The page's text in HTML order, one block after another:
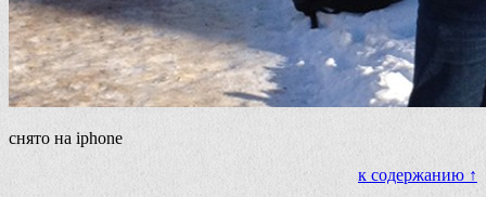
снято на iphone
к содержанию ↑